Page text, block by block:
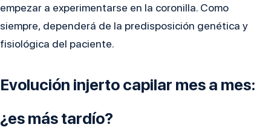
empezar a experimentarse en la coronilla. Como
siempre, dependerá de la predisposición genética y
fisiológica del paciente.
Evolución injerto capilar mes a mes:
¿es más tardío?